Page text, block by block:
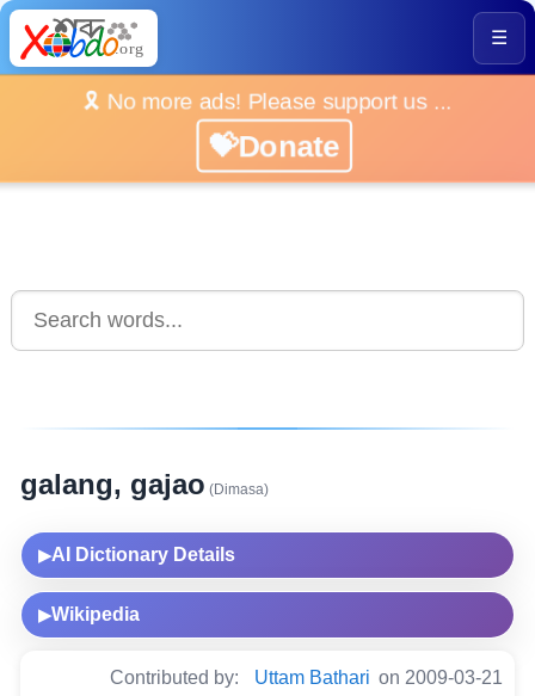
☰
🎗️ No more ads! Please support us ...
💝Donate
galang, gajao (Dimasa)
▶AI Dictionary Details
▶Wikipedia
Contributed by: Uttam Bathari on 2009-03-21